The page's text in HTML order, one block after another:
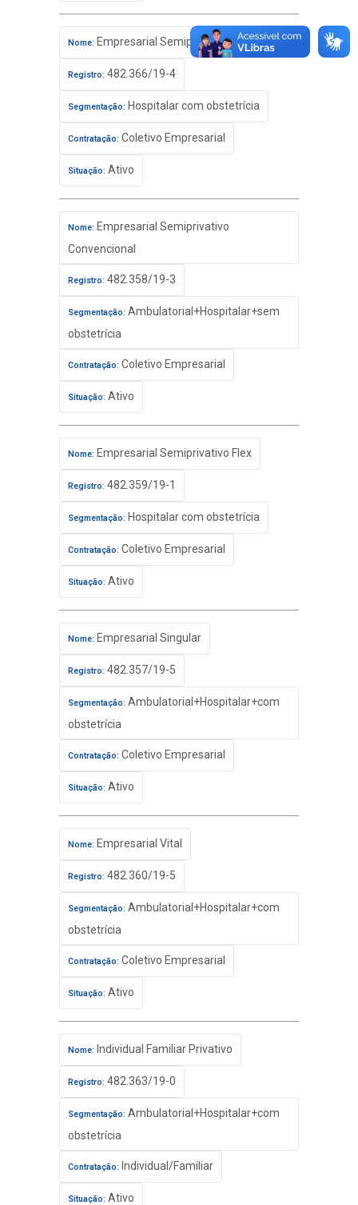
Nome: Empresarial Semiprivativo Básico
Registro: 482.366/19-4
Segmentação: Hospitalar com obstetrícia
Contratação: Coletivo Empresarial
Situação: Ativo
Nome: Empresarial Semiprivativo
Convencional
Registro: 482.358/19-3
Segmentação: Ambulatorial+Hospitalar+sem
obstetrícia
Contratação: Coletivo Empresarial
Situação: Ativo
Nome: Empresarial Semiprivativo Flex
Registro: 482.359/19-1
Segmentação: Hospitalar com obstetrícia
Contratação: Coletivo Empresarial
Situação: Ativo
Nome: Empresarial Singular
Registro: 482.357/19-5
Segmentação: Ambulatorial+Hospitalar+com
obstetrícia
Contratação: Coletivo Empresarial
Situação: Ativo
Nome: Empresarial Vital
Registro: 482.360/19-5
Segmentação: Ambulatorial+Hospitalar+com
obstetrícia
Contratação: Coletivo Empresarial
Situação: Ativo
Nome: Individual Familiar Privativo
Registro: 482.363/19-0
Segmentação: Ambulatorial+Hospitalar+com
obstetrícia
Contratação: Individual/Familiar
Situação: Ativo